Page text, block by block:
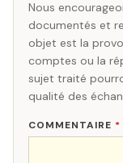
Nous
documentés et
objet est la
comptes ou la
sujet traité
qualité des
COMMENTAIRE *